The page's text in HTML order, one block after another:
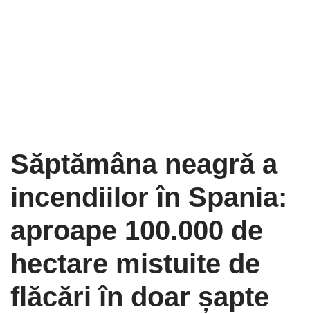
Săptămâna neagră a
incendiilor în Spania:
aproape 100.000 de
hectare mistuite de
flăcări în doar șapte